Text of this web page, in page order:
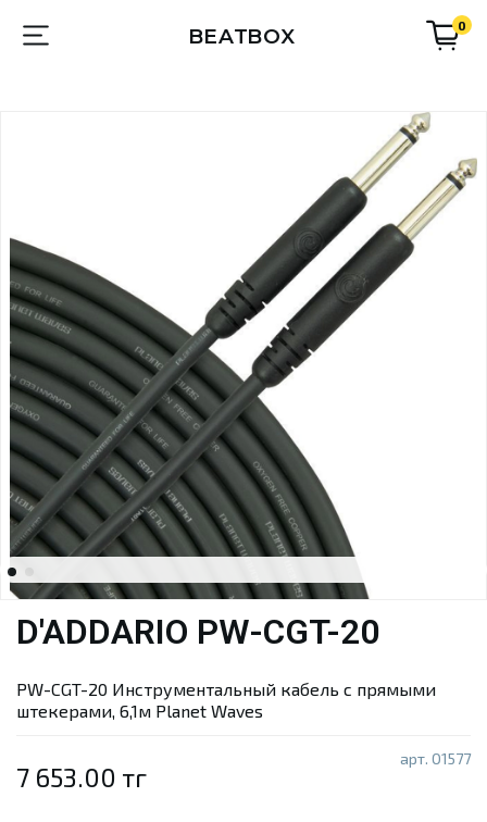
BEATBOX 0
арт. 01577
D'ADDARIO PW-CGT-20
7 653.00 тг
PW-CGT-20 Инструментальный кабель с прямыми
штекерами, 6,1м Planet Waves